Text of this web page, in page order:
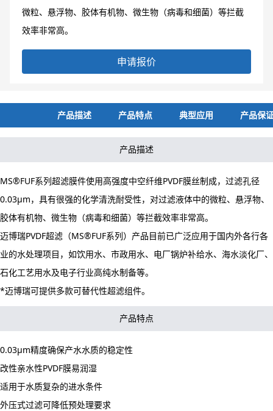
微粒、悬浮物、胶体有机物、微生物（病毒和细菌）等拦截
效率非常高。
申请报价
产品描述 产品特点 典型应用 产品保
产品描述
MS®FUF系列超滤膜件使用高强度中空纤维PVDF膜丝制成，过滤孔径
0.03μm，具有很强的化学清洗耐受性，对过滤液体中的微粒、悬浮物、
胶体有机物、微生物（病毒和细菌）等拦截效率非常高。
迈博瑞PVDF超滤（MS®FUF系列）产品目前已广泛应用于国内外各行各
业的水处理项目，如饮用水、市政用水、电厂锅炉补给水、海水淡化厂、
石化工艺用水及电子行业高纯水制备等。
*迈博瑞可提供多款可替代性超滤组件。
产品特点
0.03μm精度确保产水水质的稳定性
改性亲水性PVDF膜易润湿
适用于水质复杂的进水条件
外压式过滤可降低预处理要求